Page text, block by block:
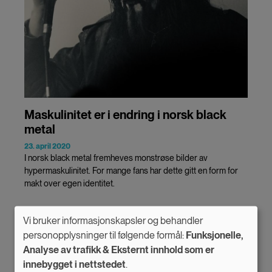
Maskulinitet er i endring i norsk black
metal
23. april 2020
I norsk black metal fremheves monstrøse bilder av
hypermaskulinitet. For mange fans har dette gitt en form for
makt over egen identitet.
Use
of
Vi bruker informasjonskapsler og behandler
personopplysninger til følgende formål: Funksjonelle,
Analyse av trafikk & Eksternt innhold som er
innebygget i nettstedet.